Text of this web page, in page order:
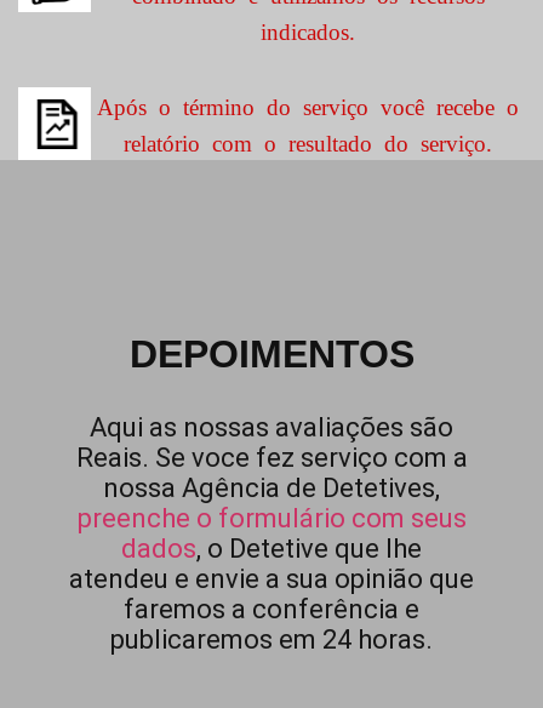
indicados.
Após o término do serviço você recebe o
relatório com o resultado do serviço.
DEPOIMENTOS
Aqui as nossas avaliações são
Reais. Se voce fez serviço com a
nossa Agência de Detetives,
preenche o formulário com seus
dados, o Detetive que lhe
atendeu e envie a sua opinião que
faremos a conferência e
publicaremos em 24 horas.